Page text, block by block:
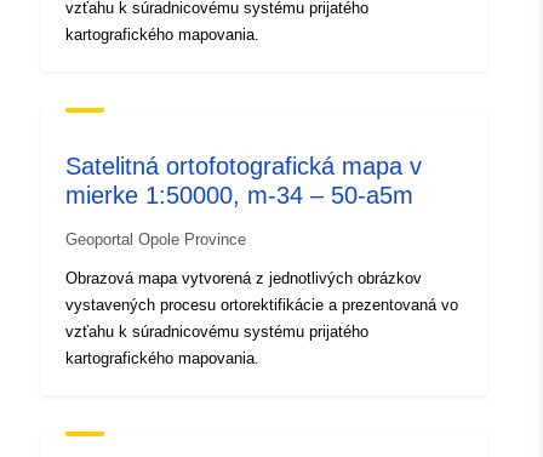
podstawie zdjęć
satelitarnych ze zobrazowań
uriRef:
http://data.europa.eu/88u/dataset/
Typ:
Zdroj:
http://inspire.ec.europa.eu/
codelist/ResourceType/dataset
vzťahu k súradnicovému systému prijatého
kartografického mapovania.
Satelitná ortofotografická mapa v
mierke 1:50000, m-34 – 50-a5m
Geoportal Opole Province
Obrazová mapa vytvorená z jednotlivých obrázkov
vystavených procesu ortorektifikácie a prezentovaná vo
vzťahu k súradnicovému systému prijatého
kartografického mapovania.